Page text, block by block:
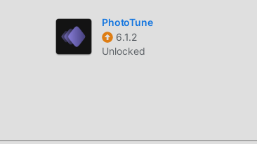
PhotoTune
6.1.2
Unlocked